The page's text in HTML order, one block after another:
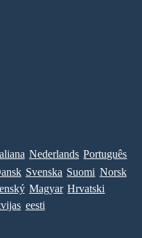
Nederlands Português
Svenska Suomi Norsk
Magyar Hrvatski
eesti